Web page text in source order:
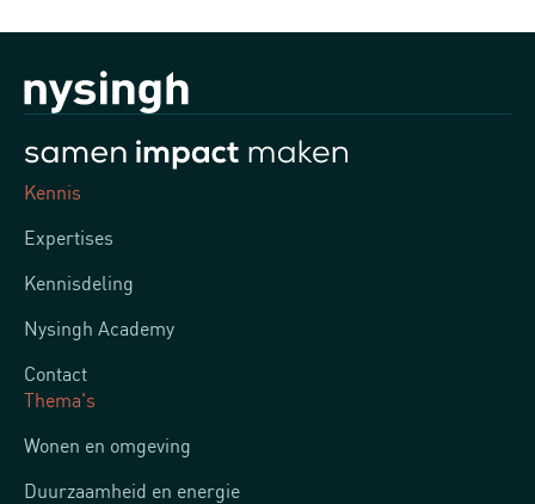
Kennis
Expertises
Kennisdeling
Nysingh Academy
Contact
Thema's
Wonen en omgeving
Duurzaamheid en energie